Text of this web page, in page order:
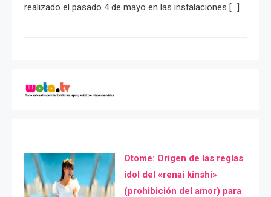
realizado el pasado 4 de mayo en las instalaciones […]
Otome: Orígen de las reglas
idol del «renai kinshi»
(prohibición del amor) para